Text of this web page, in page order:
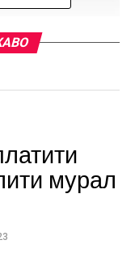
уличная 3D
мурал